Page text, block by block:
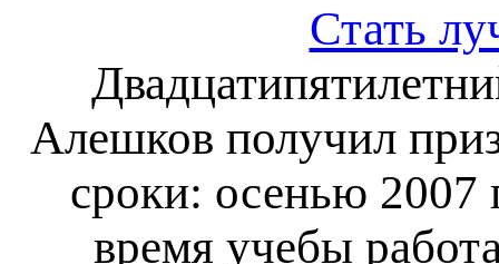
Стать
Алешков получил
сроки: осенью 2007
время учебы